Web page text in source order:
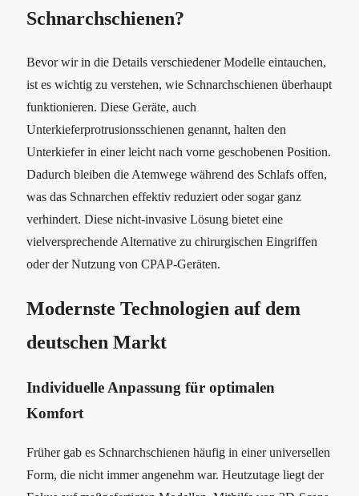
Schnarchschienen?
Bevor wir in die Details verschiedener Modelle eintauchen,
ist es wichtig zu verstehen, wie Schnarchschienen überhaupt
funktionieren. Diese Geräte, auch
Unterkieferprotrusionsschienen genannt, halten den
Unterkiefer in einer leicht nach vorne geschobenen Position.
Dadurch bleiben die Atemwege während des Schlafs offen,
was das Schnarchen effektiv reduziert oder sogar ganz
verhindert. Diese nicht-invasive Lösung bietet eine
vielversprechende Alternative zu chirurgischen Eingriffen
oder der Nutzung von CPAP-Geräten.
Modernste Technologien auf dem
deutschen Markt
Individuelle Anpassung für optimalen
Komfort
Früher gab es Schnarchschienen häufig in einer universellen
Form, die nicht immer angenehm war. Heutzutage liegt der